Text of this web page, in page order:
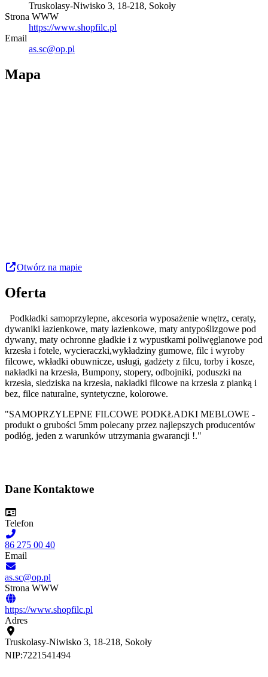
Truskolasy-Niwisko 3, 18-218, Sokoły
Strona WWW
https://www.shopfilc.pl
Email
as.sc@op.pl
Mapa
Otwórz na mapie
Oferta
Podkładki samoprzylepne, akcesoria wyposażenie wnętrz, ceraty,
dywaniki łazienkowe, maty łazienkowe, maty antypoślizgowe pod
dywany, maty ochronne gładkie i z wypustkami poliwęglanowe pod
krzesła i fotele, wycieraczki,wykładziny gumowe, filc i wyroby
filcowe, wkładki obuwnicze, usługi, gadżety z filcu, torby i kosze,
nakładki na krzesła, Bumpony, stopery, odbojniki, poduszki na
krzesła, siedziska na krzesła, nakładki filcowe na krzesła z pianką i
bez, filce naturalne, syntetyczne, kolorowe.
"SAMOPRZYLEPNE FILCOWE PODKŁADKI MEBLOWE -
produkt o grubości 5mm polecany przez najlepszych producentów
podłóg, jeden z warunków utrzymania gwarancji !."
Dane Kontaktowe
Telefon
86 275 00 40
Email
as.sc@op.pl
Strona WWW
https://www.shopfilc.pl
Adres
Truskolasy-Niwisko 3, 18-218, Sokoły
NIP:7221541494